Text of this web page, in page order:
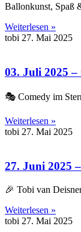
Ballonkunst, Spaß
Weiterlesen »
tobi 27. Mai 2025
03. Juli 2025
🎭 Comedy im
Weiterlesen »
tobi 27. Mai 2025
27. Juni 2025
🎉 Tobi van
Weiterlesen »
tobi 27. Mai 2025